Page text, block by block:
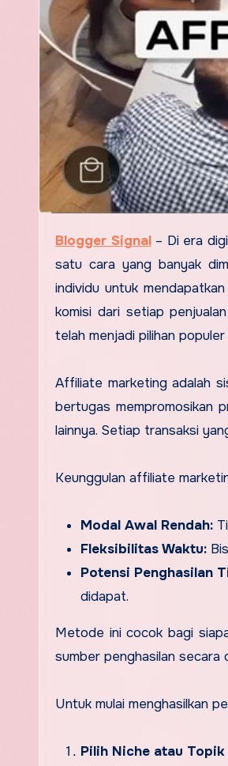
Blogger Signal– Di era
satu cara yang banyak
individu untuk
komisi dari setiap
telah menjadi pilihan
Affiliate marketing adalah
bertugas mempromosikan
lainnya. Setiap transaksi
Keunggulan affiliate
Modal Awal Rendah:
Fleksibilitas Waktu:
Potensi Penghasilan
didapat.
Metode ini cocok bagi
sumber penghasilan secara
Untuk mulai menghasilkan
Pilih Niche atau